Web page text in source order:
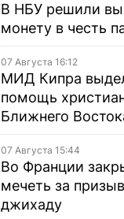
В НБУ решили
монету в честь
07 Августа 16:12
МИД Кипра
помощь
Ближнего
07 Августа 15:44
Во Франции
мечеть за
джихаду